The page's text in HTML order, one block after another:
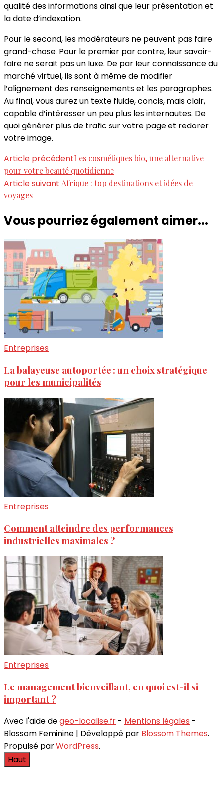
qualité des informations ainsi que leur présentation et
la date d’indexation.
Pour le second, les modérateurs ne peuvent pas faire
grand-chose. Pour le premier par contre, leur savoir-
faire ne serait pas un luxe. De par leur connaissance du
marché virtuel, ils sont à même de modifier
l’alignement des renseignements et les paragraphes.
Au final, vous aurez un texte fluide, concis, mais clair,
capable d’intéresser un peu plus les internautes. De
quoi générer plus de trafic sur votre page et redorer
votre image.
Navigation
d'article
Article précédentLes cosmétiques bio, une alternative
pour votre beauté quotidienne
Article suivant Afrique : top destinations et idées de
voyages
Vous pourriez également aimer...
Entreprises
La balayeuse autoportée : un choix stratégique
pour les municipalités
Entreprises
Comment atteindre des performances
industrielles maximales ?
Entreprises
Le management bienveillant, en quoi est-il si
important ?
Avec l'aide degeo-localise.fr - Mentions légales -
Blossom Feminine | Développé par Blossom Themes.
Propulsé parWordPress.
Haut